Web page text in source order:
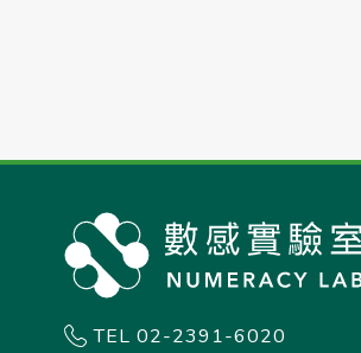
TEL 02-2391-6020